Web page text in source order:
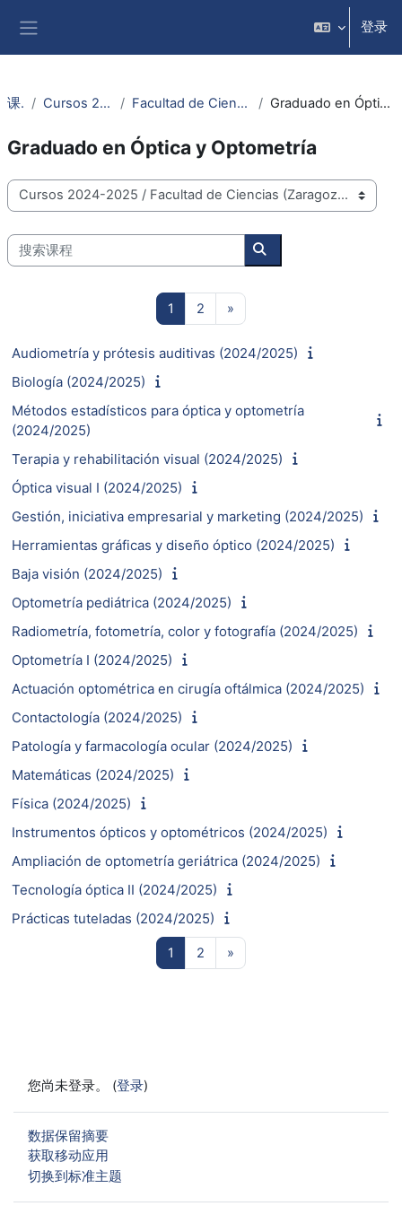
登录
课程 Cursos 2024-2025 Facultad de Ciencias (Zaragoza) Graduado en Óptica y Optometría
Graduado en Óptica y Optometría
课程类别
搜索课程
搜索课程
1 2 页 2»
Audiometría y prótesis auditivas (2024/2025)
Biología (2024/2025)
Métodos estadísticos para óptica y optometría
(2024/2025)
Terapia y rehabilitación visual (2024/2025)
Óptica visual I (2024/2025)
Gestión, iniciativa empresarial y marketing (2024/2025)
Herramientas gráficas y diseño óptico (2024/2025)
Baja visión (2024/2025)
Optometría pediátrica (2024/2025)
Radiometría, fotometría, color y fotografía (2024/2025)
Optometría I (2024/2025)
Actuación optométrica en cirugía oftálmica (2024/2025)
Contactología (2024/2025)
Patología y farmacología ocular (2024/2025)
Matemáticas (2024/2025)
Física (2024/2025)
Instrumentos ópticos y optométricos (2024/2025)
Ampliación de optometría geriátrica (2024/2025)
Tecnología óptica II (2024/2025)
Prácticas tuteladas (2024/2025)
1 2 页 2»
您尚未登录。 (登录)
‎数据保留摘要‎
获取移动应用
切换到标准主题